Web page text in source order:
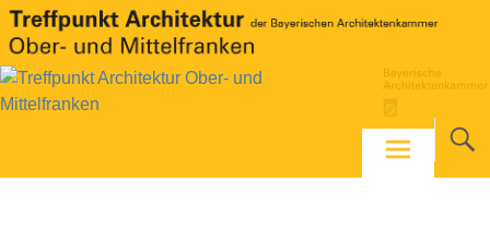
Skip
to
content